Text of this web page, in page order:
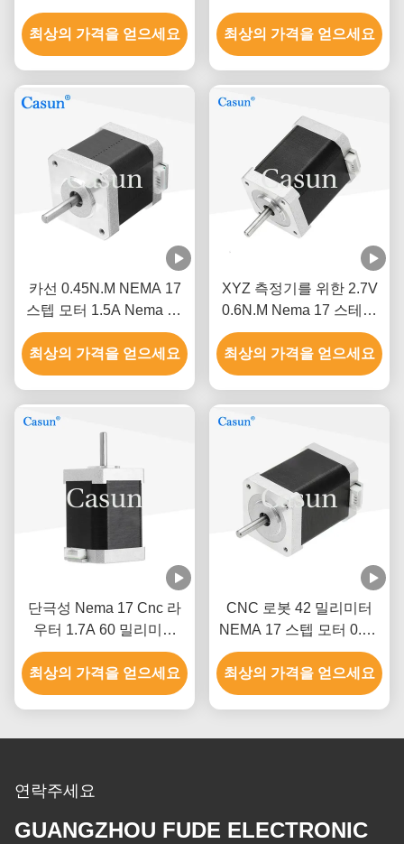
0.52Nm
최상의 가격을 얻으세요
1.0A 130mN.m 의료 장비
최상의 가격을 얻으세요
카선 0.45N.M NEMA 17
스텝 모터 1.5A Nema 17
48 밀리미터 2 단계 1.8 급
최상의 가격을 얻으세요
XYZ 측정기를 위한 2.7V
0.6N.M Nema 17 스테핑
모터
최상의 가격을 얻으세요
단극성 Nema 17 Cnc 라
우터 1.7A 60 밀리미터
3018 Cnc 스텝 모터
최상의 가격을 얻으세요
CNC 로봇 42 밀리미터
NEMA 17 스텝 모터 0.8A
700mN.M 카선 스텝 모터
최상의 가격을 얻으세요
연락주세요
GUANGZHOU FUDE ELECTRONIC